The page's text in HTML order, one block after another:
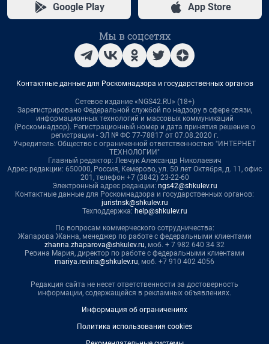
Google Play App Store
Мы в соцсетях
Контактные данные для Роскомнадзора и государственных органов
Сетевое издание «NGS42.RU» (18+)
Зарегистрировано Федеральной службой по надзору в сфере связи,
информационных технологий и массовых коммуникаций
(Роскомнадзор). Регистрационный номер и дата принятия решения о
регистрации - ЭЛ № ФС 77-78817 от 07.08.2020 г.
Учредитель: Общество с ограниченной ответственностью "ИНТЕРНЕТ
ТЕХНОЛОГИИ"
Главный редактор: Левчук Александр Николаевич
Адрес редакции: 650000, Россия, Кемерово, ул. 50 лет Октября, д. 11, офис
201, телефон +7 (3842) 23-22-60
Электронный адрес редакции: ngs42@shkulev.ru
Контактные данные для Роскомнадзора и государственных органов:
juristnsk@shkulev.ru
Техподдержка: help@shkulev.ru
По вопросам коммерческого сотрудничества:
Жапарова Жанна, менеджер по работе с федеральными клиентами
zhanna.zhaparova@shkulev.ru, моб. + 7 982 640 34 32
Ревина Мария, директор по работе с федеральными клиентами
mariya.revina@shkulev.ru, моб. +7 910 402 4056
Редакция сайта не несет ответственности за достоверность
информации, содержащейся в рекламных объявлениях.
Информация об ограничениях
Политика использования cookies